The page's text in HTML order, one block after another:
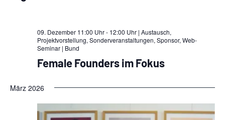
09. Dezember 11:00 Uhr - 12:00 Uhr | Austausch,
Projektvorstellung, Sonderveranstaltungen, Sponsor, Web-
Seminar | Bund
Female Founders im Fokus
März 2026